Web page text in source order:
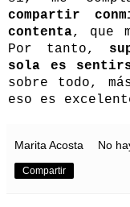
compartir
contenta, que
Por tanto,
sola es
sobre todo,
eso es
Marita Acosta No
Compartir